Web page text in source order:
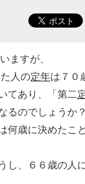
ますが、
人の定年は７０
てあり、「第二
るのでしょうか？
何歳に決めたこ
し、６６歳の人